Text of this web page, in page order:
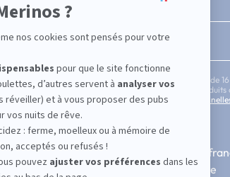
Entrez votre adresse email
En cochant cette case, vous confirmez avoir plus de
informations concernant les offres, services, produits
notre politique de protection des données
SUPPORT
Contactez-nous
FAQ
A PROPOS
Fabrication
Notre histoire